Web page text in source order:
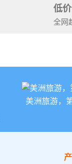
低
全网
美洲旅游，